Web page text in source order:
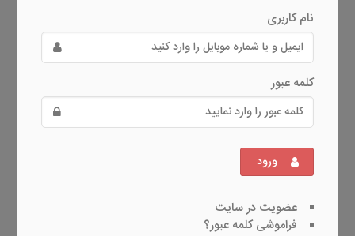
نام کاربری
کلمه عبور
ورود
عضویت در سایت
فراموشی کلمه عبور؟